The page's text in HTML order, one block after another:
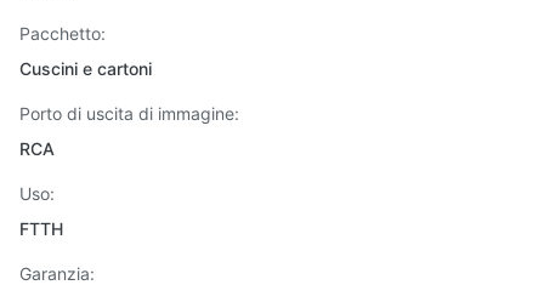
Pacchetto:
Cuscini e cartoni
Porto di uscita di immagine:
RCA
Uso:
FTTH
Garanzia: